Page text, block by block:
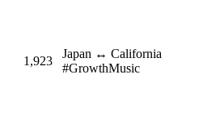
1,923
Japan ↔︎ California
#GrowthMusic